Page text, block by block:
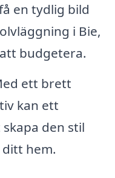
en tydlig bild
i Bie,
budgetera.
ett brett
kan ett
den stil
ditt hem.